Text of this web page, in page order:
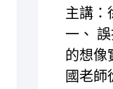
主講：
一、
的想像
國老師